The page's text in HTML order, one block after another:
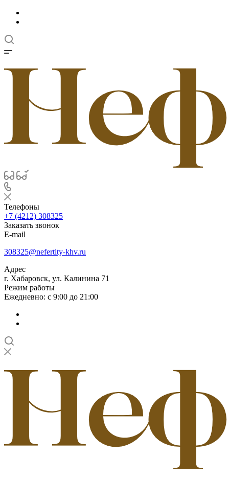
Телефоны
+7 (4212) 308325
Заказать звонок
E-mail
308325@nefertity-khv.ru
Адрес
г. Хабаровск, ул. Калинина 71
Режим работы
Ежедневно: с 9:00 до 21:00